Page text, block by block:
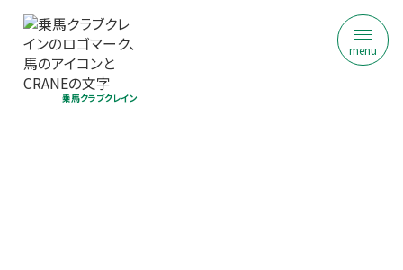
乗馬クラブクレイン
menu